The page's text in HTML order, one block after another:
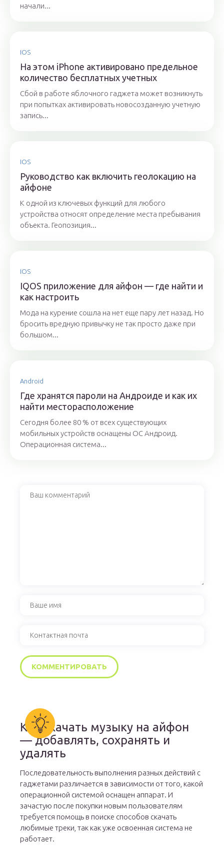
начали...
IOS
На этом iPhone активировано предельное
количество бесплатных учетных
Сбой в работе яблочного гаджета может возникнуть
при попытках активировать новосозданную учетную
запись...
IOS
Руководство как включить геолокацию на
айфоне
К одной из ключевых функций для любого
устройства относят определение места пребывания
объекта. Геопозиция...
IOS
IQOS приложение для айфон — где найти и
как настроить
Мода на курение сошла на нет еще пару лет назад. Но
бросить вредную привычку не так просто даже при
большом...
Android
Где хранятся пароли на Андроиде и как их
найти месторасположение
Сегодня более 80 % от всех существующих
мобильных устройств оснащены ОС Андроид.
Операционная система...
Как скачать музыку на айфон
— добавлять, сохранять и
удалять
Последовательность выполнения разных действий с
гаджетами различается в зависимости от того, какой
операционной системой оснащен аппарат. И
зачастую после покупки новым пользователям
требуется помощь в поиске способов скачать
любимые треки, так как уже освоенная система не
работает.